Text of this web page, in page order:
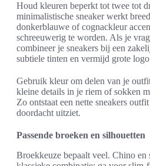
Houd kleuren beperkt tot twee tot
minimalistische sneaker werkt
donkerblauwe of cognackleur
schreeuwerig te worden. Als je
combineer je sneakers bij een
subtiele tinten en vermijd grote
Gebruik kleur om delen van je
kleine details in je riem of sokken
Zo ontstaat een nette sneakers
doordacht uitziet.
Passende broeken en silhouetten
Broekkeuze bepaalt veel. Chino en